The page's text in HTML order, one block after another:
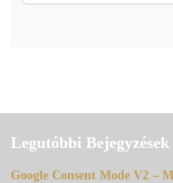
Legutóbbi Bejegyzések
Google Consent Mode V2 –